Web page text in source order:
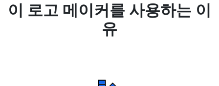
이 로고 메이커를 사용하는 이
유